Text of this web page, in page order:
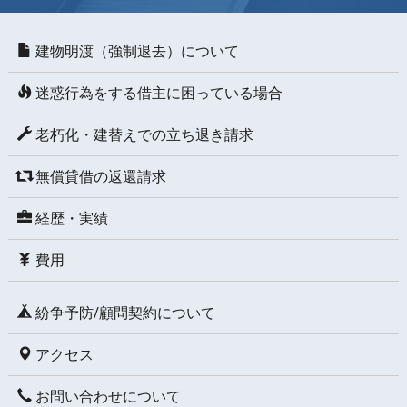
建物明渡（強制退去）について
迷惑行為をする借主に困っている場合
老朽化・建替えでの立ち退き請求
無償貸借の返還請求
経歴・実績
費用
紛争予防/顧問契約について
アクセス
お問い合わせについて